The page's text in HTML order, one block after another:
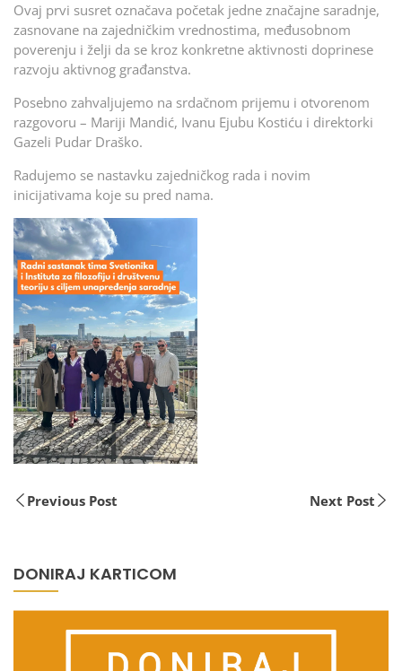
Ovaj prvi susret označava početak jedne značajne saradnje,
zasnovane na zajedničkim vrednostima, međusobnom
poverenju i želji da se kroz konkretne aktivnosti doprinese
razvoju aktivnog građanstva.
Posebno zahvaljujemo na srdačnom prijemu i otvorenom
razgovoru – Mariji Mandić, Ivanu Ejubu Kostiću i direktorki
Gazeli Pudar Draško.
Radujemo se nastavku zajedničkog rada i novim
inicijativama koje su pred nama.
Previous Post Next Post
DONIRAJ KARTICOM